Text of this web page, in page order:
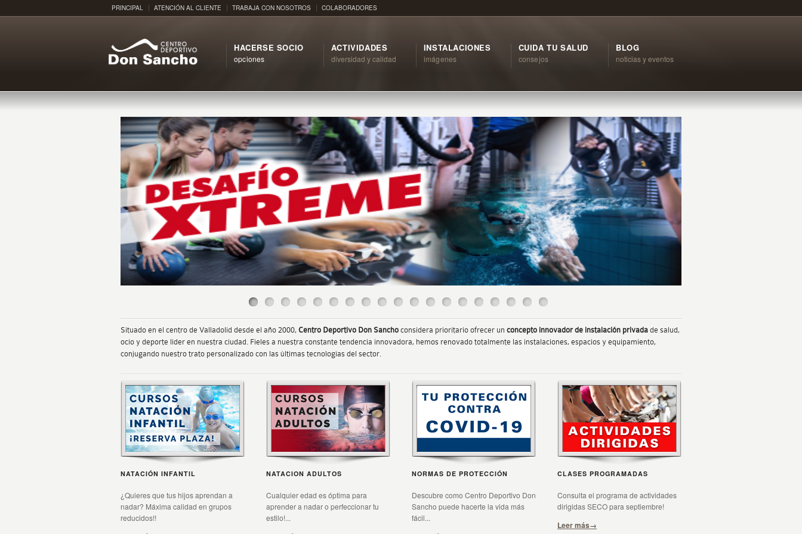
PRINCIPAL ATENCIÓN AL CLIENTE TRABAJA CON NOSOTROS COLABORADORES
HACERSE SOCIO
opciones
ACTIVIDADES
diversidad y calidad
INSTALACIONES
imágenes
CUIDA TU SALUD
consejos
BLOG
noticias y eventos
Situado en el centro de Valladolid desde el año 2000, Centro Deportivo Don Sancho considera prioritario ofrecer un concepto innovador de instalación privada de salud,
ocio y deporte líder en nuestra ciudad. Fieles a nuestra constante tendencia innovadora, hemos renovado totalmente las instalaciones, espacios y equipamiento,
conjugando nuestro trato personalizado con las últimas tecnologías del sector.
NATACIÓN INFANTIL
¿Quieres que tus hijos aprendan a
nadar? Máxima calidad en grupos
reducidos!!
NATACION ADULTOS
Cualquier edad es óptima para
aprender a nadar o perfeccionar tu
estilo!...
NORMAS DE PROTECCIÓN
Descubre como Centro Deportivo Don
Sancho puede hacerte la vida más
fácil...
CLASES PROGRAMADAS
Consulta el programa de actividades
dirigidas SECO para septiembre!
Leer más→